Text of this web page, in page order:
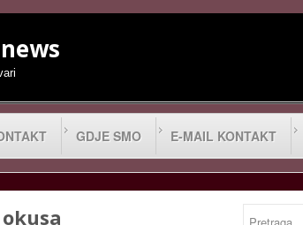
GDJE SMO E-MAIL KONTAKT